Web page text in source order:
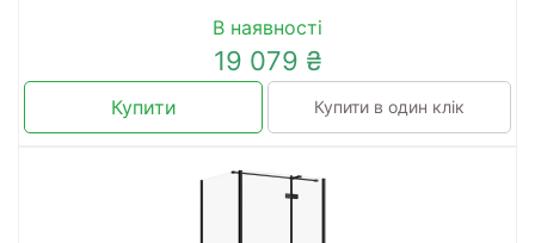
В наявності
19 079 ₴
Купити Купити в один клік